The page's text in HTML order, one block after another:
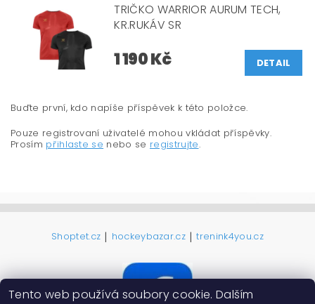
TRIČKO WARRIOR AURUM TECH,
KR.RUKÁV SR
1 190 Kč DETAIL
Buďte první, kdo napíše příspěvek k této položce.
Pouze registrovaní uživatelé mohou vkládat příspěvky.
Prosím přihlaste se nebo se registrujte.
Shoptet.cz | hockeybazar.cz | trenink4you.cz
Tento web používá soubory cookie. Dalším